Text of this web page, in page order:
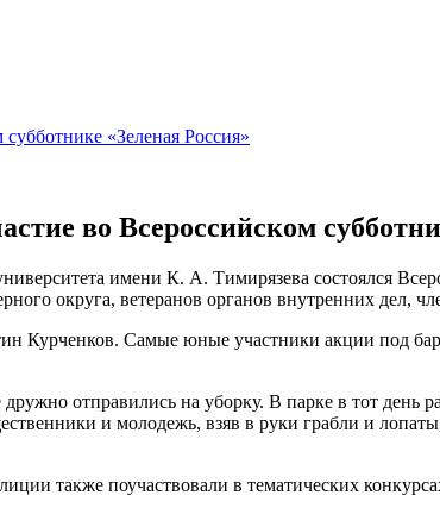
«Зеленая Россия»
во Всероссийском
имени К. А. Тимирязева состоялся
округа, ветеранов органов внутренних дел,
Курченков. Самые юные участники акции под
отправились на уборку. В парке в тот день
и молодежь, взяв в руки грабли и
также поучаствовали в тематических